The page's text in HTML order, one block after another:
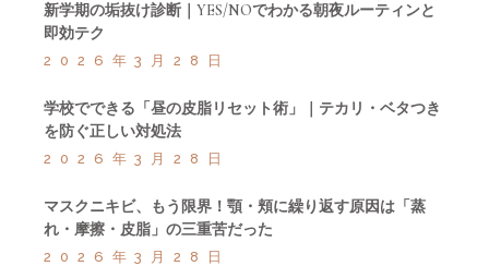
新学期の垢抜け診断｜YES/NOでわかる朝夜ルーティンと
即効テク
2026年3月28日
学校でできる「昼の皮脂リセット術」｜テカリ・ベタつき
を防ぐ正しい対処法
2026年3月28日
マスクニキビ、もう限界！顎・頬に繰り返す原因は「蒸
れ・摩擦・皮脂」の三重苦だった
2026年3月28日